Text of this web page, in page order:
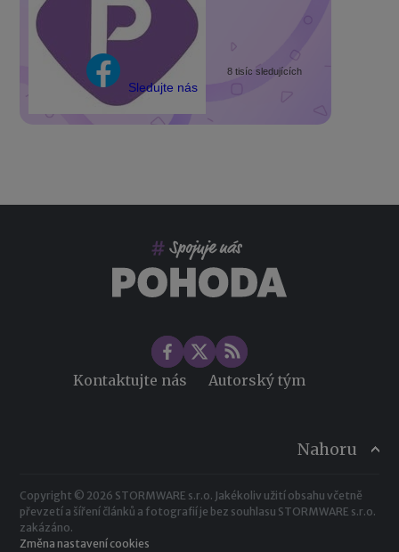
Sledujte nás
8 tisíc sledujících
Kontaktujte nás Autorský tým
Nahoru
Copyright © 2026 STORMWARE s.r.o. Jakékoliv užití obsahu včetně
převzetí a šíření článků a fotografií je bez souhlasu STORMWARE s.r.o.
zakázáno.
Změna nastavení cookies